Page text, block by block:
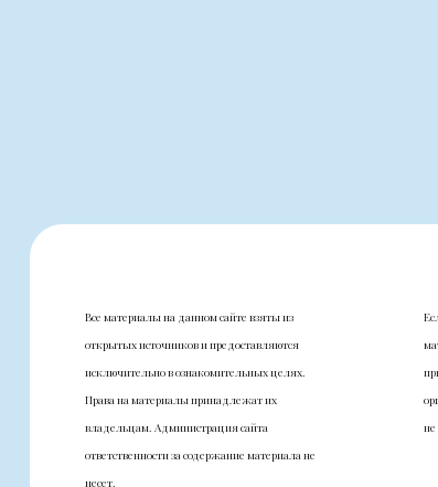
Все материалы на данном сайте взяты из
открытых источников и предоставляются
исключительно в ознакомительных целях.
Права на материалы принадлежат их
владельцам. Администрация сайта
ответственности за содержание материала не
несет.